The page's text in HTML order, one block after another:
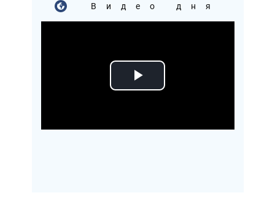
Видео дня
Play